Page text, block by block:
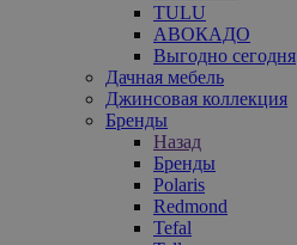
TULU
АВОКАДО
Выгодно сегодня
Дачная мебель
Джинсовая коллекция
Бренды
Назад
Бренды
Polaris
Redmond
Tefal